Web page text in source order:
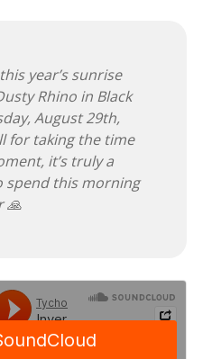
year’s sunrise
Rhino in Black
August 29th,
for taking the time
it’s truly a
spend this morning
🙏